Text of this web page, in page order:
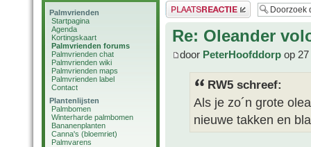
Palmvrienden
Startpagina
Agenda
Kortingskaart
Palmvrienden forums
Palmvrienden chat
Palmvrienden wiki
Palmvrienden maps
Palmvrienden label
Contact
Plantenlijsten
Palmbomen
Winterharde palmbomen
Bananenplanten
Canna's (bloemriet)
Palmvarens
Plaats een reactie
Re: Oleander
door PeterHoofddorp op
RW5 schreef:
Als je zo´n grote
nieuwe takken en